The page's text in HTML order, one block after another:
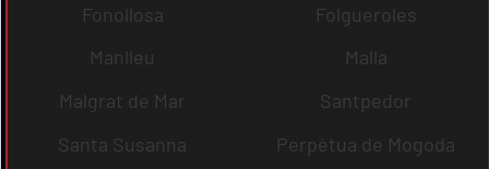
Fonollosa
Folgueroles
Manlleu
Malla
Malgrat de Mar
Santpedor
Santa Susanna
Perpètua de Mogoda